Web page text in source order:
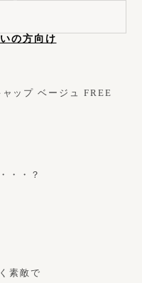
の方向け
ップ ベージュ FREE
・・？
素敵で